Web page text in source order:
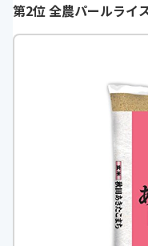
第2位 全農パールライ